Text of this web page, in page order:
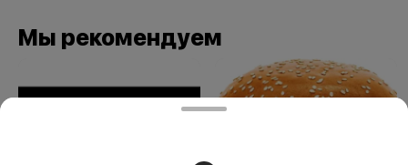
Мы рекомендуем